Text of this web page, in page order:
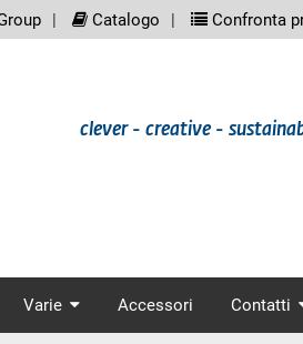
Catalogo Confronta
clever - creative -
Varie Accessori Contatti